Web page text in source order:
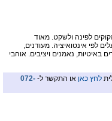
לפינה ולשקט. מאוד
לפי אינטואיציה. מעודנים,
באיטיות, נאמנים ויציבים. אוהבי
לחץ כאן או התקשר ל- 072-